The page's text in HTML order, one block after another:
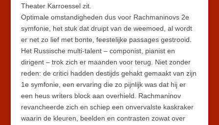
Theater Karroessel zit.
Optimale omstandigheden dus voor Rachmaninovs 2e
symfonie, het stuk dat druipt van de weemoed, al wordt
er net zo lief met bonte, feestelijke passages gestrooid.
Het Russische multi-talent – componist, pianist en
dirigent – trok zich er maanden voor terug. Niet zonder
reden: de critici hadden destijds gehakt gemaakt van zijn
1e symfonie, een ervaring die zo pijnlijk was dat hij er
een heus writers block aan overhield. Rachmaninov
revancheerde zich en schiep een onvervalste kaskraker
waarin de kleuren, beelden en contrasten zowat over